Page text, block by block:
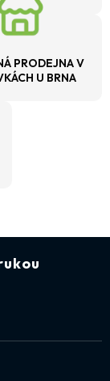
PRODEJNA V
U BRNA